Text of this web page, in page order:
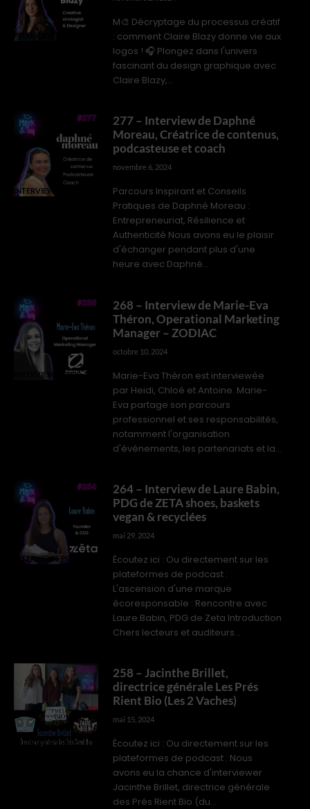
INTERVIEWS PROS
M🎨 Décryptage du processus créatif
: comment Claire Blazy donne vie aux
logos ! 🎧 Plongez dans l'univers
fascinant du design graphique avec
Claire Blazy,...
INTERVIEWS PROS
277 – Interview de Daphné
Moreau, Créatrice de contenus,
podcasteuse et coach
novembre 6, 2024
Parcours Inspirant et Conseils
Pratiques de Daphné Moreau :
Entrepreneuriat, Résilience et
Authenticité Nous avons eu le plaisir
d'échanger pendant plus d'une
heure avec Daphné...
INTERVIEWS PROS
268 – Interview de Marie-Eva
Théron, Operational Marketing
Manager – ZODIAC
octobre 10, 2024
Marie-Eva Théron est interviewée
par Heidi, Chloé et Antoine. Marie-
Eva partage son parcours
professionnel et ses responsabilités,
notamment l'organisation
d'événements, les partenariats et la...
INTERVIEWS PROS
264 – Interview de Laure Babin,
PDG de ZETA shoes, baskets
vegan & recyclées
mai 29, 2024
Écoutez ici : Ou directement sur les
plateformes de podcast :
L'ascension d'une marque
écoresponsable : Rencontre avec
Laure Babin, PDG de Zeta Introduction
Chers lecteurs et auditeurs...
INTERVIEWS PROS
258 – Jacinthe Brillet,
directrice générale Les Prés
Rient Bio (Les 2 Vaches)
mai 15, 2024
Écoutez ici : Ou directement sur les
plateformes de podcast : Nous
avons eu la chance d'interviewer
Jacinthe Brillet, directrice générale
des Prés Rient Bio (du...